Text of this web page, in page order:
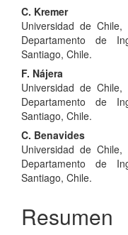
C. Kremer
Universidad de
Departamento de
Santiago, Chile.
F. Nájera
Universidad de
Departamento de
Santiago, Chile.
C. Benavides
Universidad de
Departamento de
Santiago, Chile.
Resumen